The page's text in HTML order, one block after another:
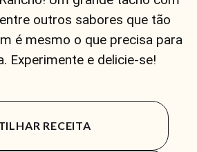
entre outros sabores que tão
é mesmo o que precisa para
Experimente e delicie-se!
RECEITA